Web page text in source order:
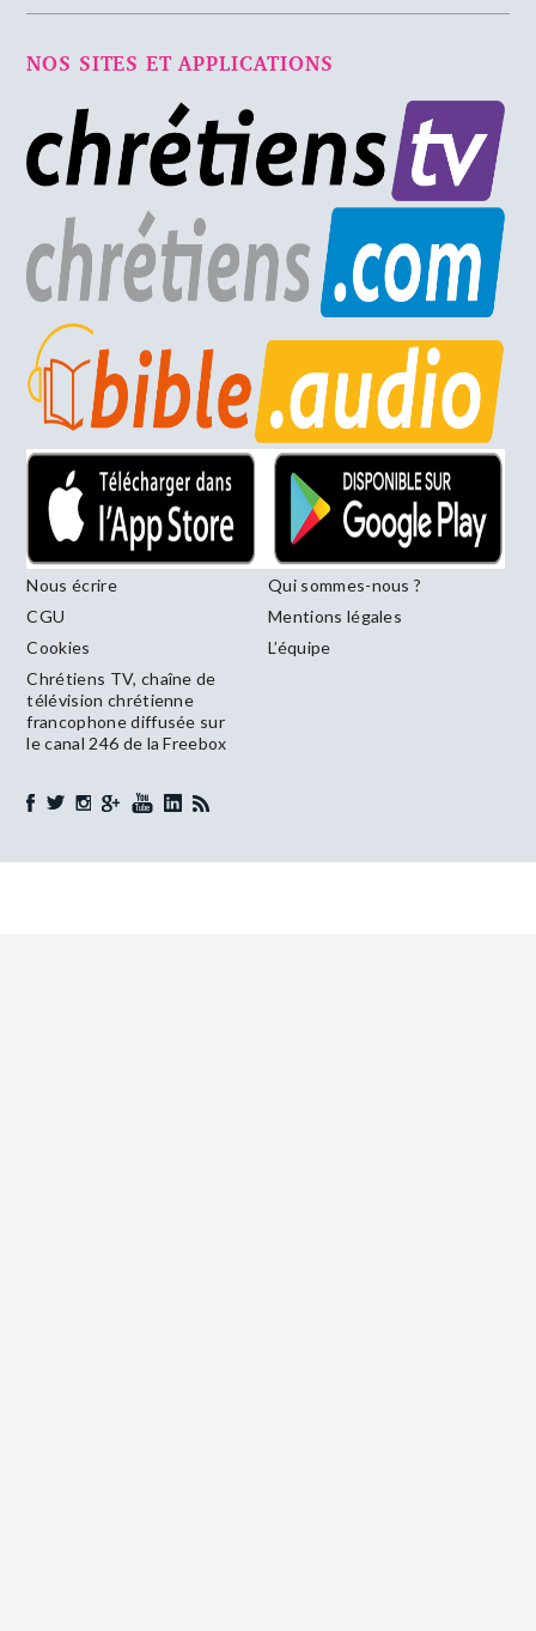
NOS SITES ET APPLICATIONS
Nous écrire
Qui sommes-nous ?
CGU
Mentions légales
Cookies
L’équipe
Chrétiens TV, chaîne de
télévision chrétienne
francophone diffusée sur
le canal 246 de la Freebox